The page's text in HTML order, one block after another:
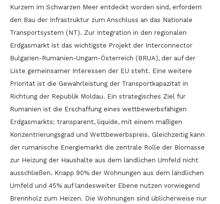
Kurzem im Schwarzen Meer entdeckt worden sind, erfordern
den Bau der Infrastruktur zum Anschluss an das Nationale
Transportsystem (NT). Zur Integration in den regionalen
Erdgasmarkt ist das wichtigste Projekt der Interconnector
Bulgarien-Rumänien-Ungarn-Österreich (BRUA), der auf der
Liste gemeinsamer Interessen der EU steht. Eine weitere
Priorität ist die Gewährleistung der Transportkapazität in
Richtung der Republik Moldau. Ein strategisches Ziel für
Rumänien ist die Erschaffung eines wettbewerbsfähigen
Erdgasmarkts: transparent, liquide, mit einem mäßigen
Konzentrierungsgrad und Wettbewerbspreis. Gleichzeitig kann
der rumänische Energiemarkt die zentrale Rolle der Biomasse
zur Heizung der Haushalte aus dem ländlichen Umfeld nicht
ausschließen. Knapp 90% der Wohnungen aus dem ländlichen
Umfeld und 45% auf landesweiter Ebene nutzen vorwiegend
Brennholz zum Heizen. Die Wohnungen sind üblicherweise nur